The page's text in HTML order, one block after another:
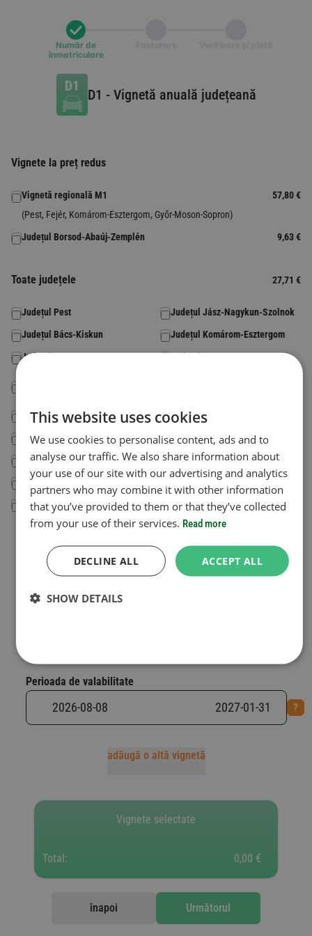
Număr de
înmatriculare
D1 - Vignetă anuală județeană
Vignete la preț redus
Vignetă regională M1
(Pest, Fejér, Komárom-Esztergom, Győr-Moson-Sopron)
57,80 €
Județul Borsod-Abaúj-Zemplén 9,63 €
Toate județele 27,71 €
Județul Pest
Județul Jász-Nagykun-Szolnok
Județul Bács-Kiskun
Județul Komárom-Esztergom
Județul Baranya
Județul Somogy
Județul Csongrád-Csanád
Județul Tolna
Județul Fejér
Județul Vas
Județul Győr-Moson-Sopron
Județul Veszprém
Județul Hajdú-Bihar
Județul Zala
Județul Heves
Țara în care este înmatriculat vehiculul.
Perioada de valabilitate
adăugă o altă vignetă
Vignete selectate
Total: 0,00 €
înapoi Următorul
This website uses cookies
We use cookies to personalise content, ads and to
analyse our traffic. We also share information about
your use of our site with our advertising and analytics
partners who may combine it with other information
that you’ve provided to them or that they’ve collected
from your use of their services. Read more
ACCEPT ALL
DECLINE ALL
SHOW DETAILS